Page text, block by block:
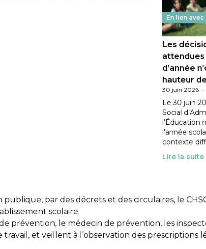
En lien
Les
d’année
hauteur
30 juin 2026 -
Le 30 juin
Social
l’Éducation
l'année
contexte
Lire la
par des décrets et des circulaires, le
scolaire.
prévention, le médecin de prévention, les
et veillent à l’observation des prescriptions